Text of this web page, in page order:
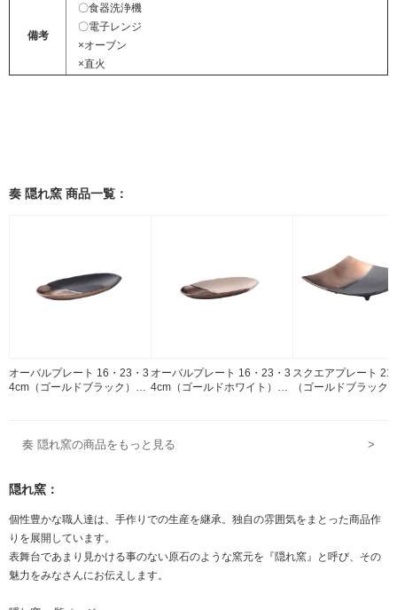
備考
〇食器洗浄機
〇電子レンジ
×オーブン
×直火
奏 隠れ窯 商品一覧：
オーバルプレート 16・23・3
4cm（ゴールドブラック）奏
オーバルプレート 16・23・3
4cm（ゴールドホワイト）奏
スクエアプレート 21
（ゴールドブラック
奏 隠れ窯の商品をもっと見る >
隠れ窯：
個性豊かな職人達は、手作りでの生産を継承。独自の雰囲気をまとった商品作
りを展開しています。
表舞台であまり見かける事のない原石のような窯元を『隠れ窯』と呼び、その
魅力をみなさんにお伝えします。